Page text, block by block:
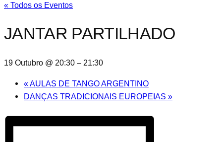
« Todos os Eventos
JANTAR PARTILHADO
19 Outubro @ 20:30 – 21:30
«AULAS DE TANGO ARGENTINO
DANÇAS TRADICIONAIS EUROPEIAS »